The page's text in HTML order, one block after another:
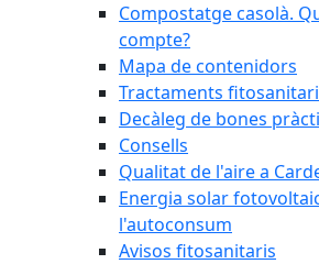
Compostatge casolà.
compte?
Mapa de contenidors
Tractaments
Decàleg de bones
Consells
Qualitat de l'aire a
Energia solar
l'autoconsum
Avisos fitosanitaris